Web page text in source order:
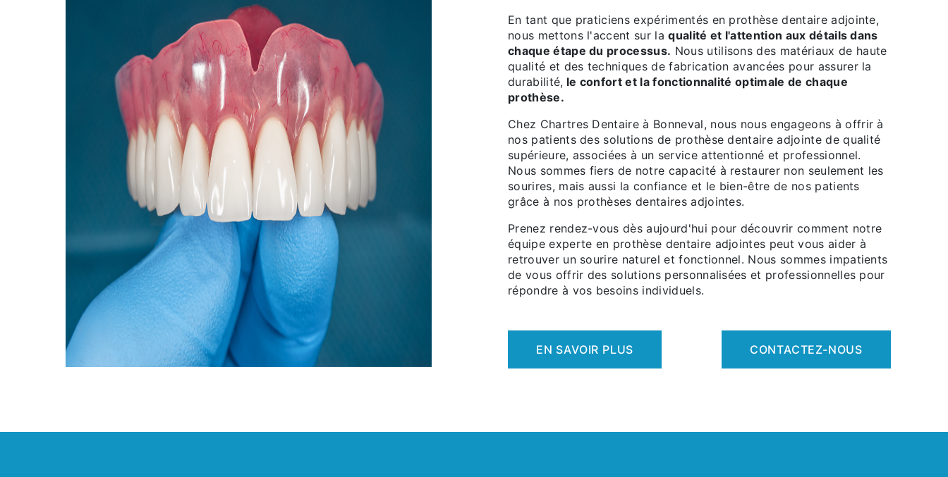
En tant que praticiens expérimentés en prothèse dentaire adjointe,
nous mettons l'accent sur laqualité et l'attention aux détails dans
chaque étape du processus. Nous utilisons des matériaux de haute
qualité et des techniques de fabrication avancées pour assurer la
durabilité, le confort et la fonctionnalité optimale de chaque
prothèse.
Chez Chartres Dentaire à Bonneval, nous nous engageons à offrir à
nos patients des solutions de prothèse dentaire adjointe de qualité
supérieure, associées à un service attentionné et professionnel.
Nous sommes fiers de notre capacité à restaurer non seulement les
sourires, mais aussi la confiance et le bien-être de nos patients
grâce à nos prothèses dentaires adjointes.
Prenez rendez-vous dès aujourd'hui pour découvrir comment notre
équipe experte en prothèse dentaire adjointes peut vous aider à
retrouver un sourire naturel et fonctionnel. Nous sommes impatients
de vous offrir des solutions personnalisées et professionnelles pour
répondre à vos besoins individuels.
EN SAVOIR PLUS CONTACTEZ-NOUS